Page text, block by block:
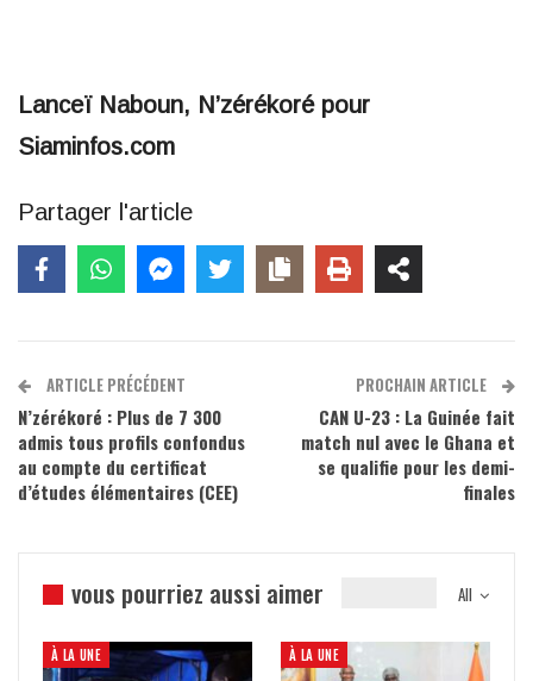
Lanceï Naboun, N’zérékoré pour
Siaminfos.com
Partager l'article
ARTICLE PRÉCÉDENT
N’zérékoré : Plus de 7 300
admis tous profils confondus
au compte du certificat
d’études élémentaires (CEE)
PROCHAIN ARTICLE
CAN U-23 : La Guinée fait
match nul avec le Ghana et
se qualifie pour les demi-
finales
All
vous pourriez aussi aimer
À LA UNE À LA UNE